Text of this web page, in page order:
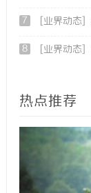
7 [业界动态]
8 [业界动态]
热点推荐